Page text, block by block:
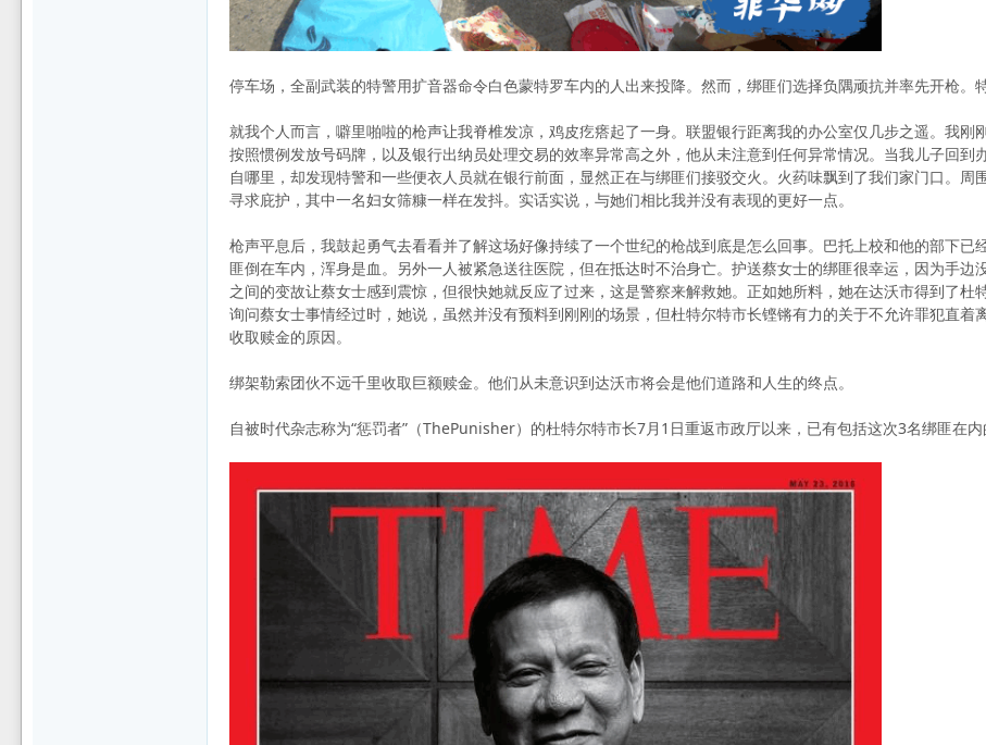
停车场，全副武装的特警用扩音器命令白色蒙特罗车内的人出来投降。然而，绑匪们选择负隅顽抗并率先开枪。
就我个人而言，噼里啪啦的枪声让我脊椎发凉，鸡皮疙瘩起了一身。联盟银行距离我的办公室仅几步之遥。我
按照惯例发放号码牌，以及银行出纳员处理交易的效率异常高之外，他从未注意到任何异常情况。当我儿子回
自哪里，却发现特警和一些便衣人员就在银行前面，显然正在与绑匪们接驳交火。火药味飘到了我们家门口。
寻求庇护，其中一名妇女筛糠一样在发抖。实话实说，与她们相比我并没有表现的更好一点。
枪声平息后，我鼓起勇气去看看并了解这场好像持续了一个世纪的枪战到底是怎么回事。巴托上校和他的部下
匪倒在车内，浑身是血。另外一人被紧急送往医院，但在抵达时不治身亡。护送蔡女士的绑匪很幸运，因为手
之间的变故让蔡女士感到震惊，但很快她就反应了过来，这是警察来解救她。正如她所料，她在达沃市得到了
询问蔡女士事情经过时，她说，虽然并没有预料到刚刚的场景，但杜特尔特市长铿锵有力的关于不允许罪犯直
收取赎金的原因。
绑架勒索团伙不远千里收取巨额赎金。他们从未意识到达沃市将会是他们道路和人生的终点。
自被时代杂志称为“惩罚者”（ThePunisher）的杜特尔特市长7月1日重返市政厅以来，已有包括这次3名绑匪在内